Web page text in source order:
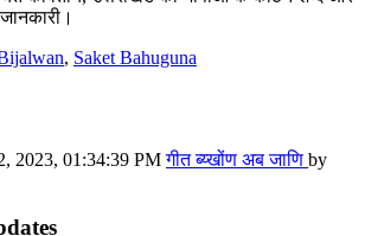
, Saket Bahuguna
2023, 01:34:39 PMगीत ब्य्खोंण अब जाणि by